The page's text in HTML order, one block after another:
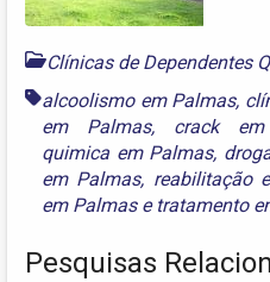
Clínicas de Dependentes
alcoolismo em Palmas,
em Palmas, crack
quimica em Palmas,
em Palmas, reabilitação
em Palmase tratamento
Pesquisas